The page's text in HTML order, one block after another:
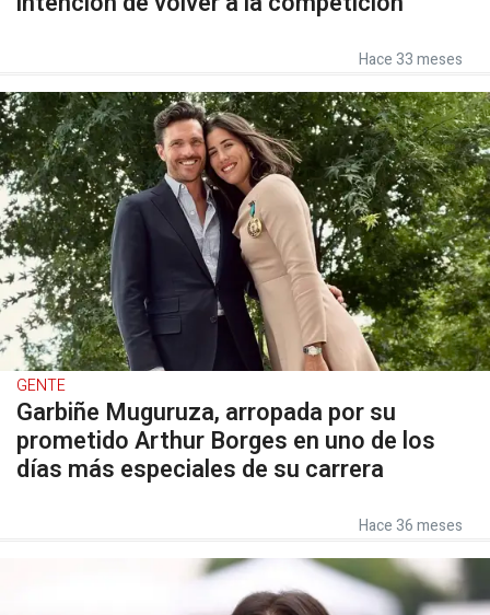
Hace 33 meses
GENTE
Garbiñe Muguruza, arropada por su
prometido Arthur Borges en uno de los
días más especiales de su carrera
Hace 36 meses